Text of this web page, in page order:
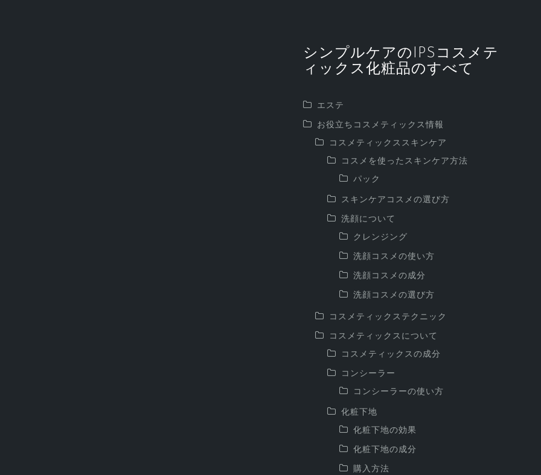
シンプルケアのIPSコスメテ
ィックス化粧品のすべて
エステ
お役立ちコスメティックス情報
コスメティックススキンケア
コスメを使ったスキンケア方法
パック
スキンケアコスメの選び方
洗顔について
クレンジング
洗顔コスメの使い方
洗顔コスメの成分
洗顔コスメの選び方
コスメティックステクニック
コスメティックスについて
コスメティックスの成分
コンシーラー
コンシーラーの使い方
化粧下地
化粧下地の効果
化粧下地の成分
購入方法